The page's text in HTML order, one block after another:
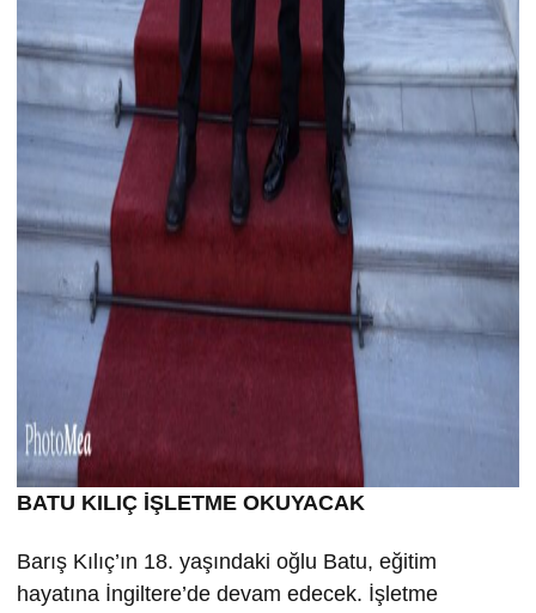
BATU KILIÇ İŞLETME OKUYACAK
Barış Kılıç’ın 18. yaşındaki oğlu Batu, eğitim
hayatına İngiltere’de devam edecek. İşletme